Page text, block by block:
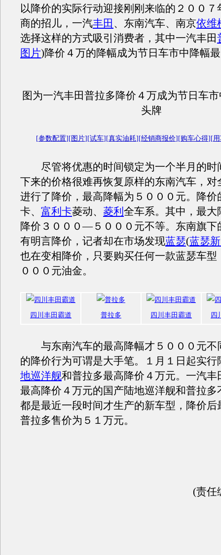
以降价的实际行动迎接刚刚来临的２００７
商的招儿，一汽丰田 、东南汽车、南京依维
选择这样的方式吸引消费者，其中一汽丰田
图片)降价４万的降幅成为节日车市中降幅
图为一汽丰田普拉多降价４万成为节日车
头牌
[参数配置][ 图片][试车][真实油耗][经销商报价][购车心得][
尽管将优惠的时间锁定为一个半月的时
下来的价格很难再恢复原样的东南汽车，对
进行了降价，最高降幅为５０００元。降价
卡、 富利卡菱动、 菱利 全车系。其中，最大
降价３０００—５０００元不等。东南旗下
有明言降价，记者却在市场发现蓝瑟(蓝瑟
也在变相降价，只要购买任何一款蓝瑟车型
０００元油金。
四川丰田霸道 普拉多 四川丰田霸道 四
与东南汽车的最高降幅才５０００元不
的降价行为可谓是大手笔。１月１日起实行
地巡洋舰和普拉多最高降价４万元。一汽丰
最高降价４万元的国产陆地巡洋舰和普拉多
都是最近一段时间才生产的新车型，降价后
普拉多售价为５１万元。
(责任